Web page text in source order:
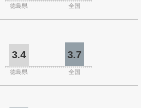
徳島県 全国
3.4 3.7
徳島県 全国